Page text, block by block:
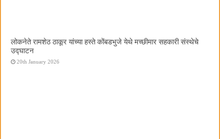
लोकनेते रामशेठ ठाकूर यांच्या हस्ते कोंबडभुजे येथे मच्छीमार सहकारी संस्थेचे
उद्घाटन
20th January 2026